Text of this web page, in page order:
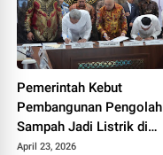
Pemerintah Kebut
Pembangunan Pengolah
Sampah Jadi Listrik di
Bekasi, Bogor, hingga
April 23, 2026